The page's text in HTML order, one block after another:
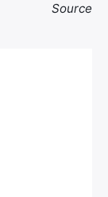
Source